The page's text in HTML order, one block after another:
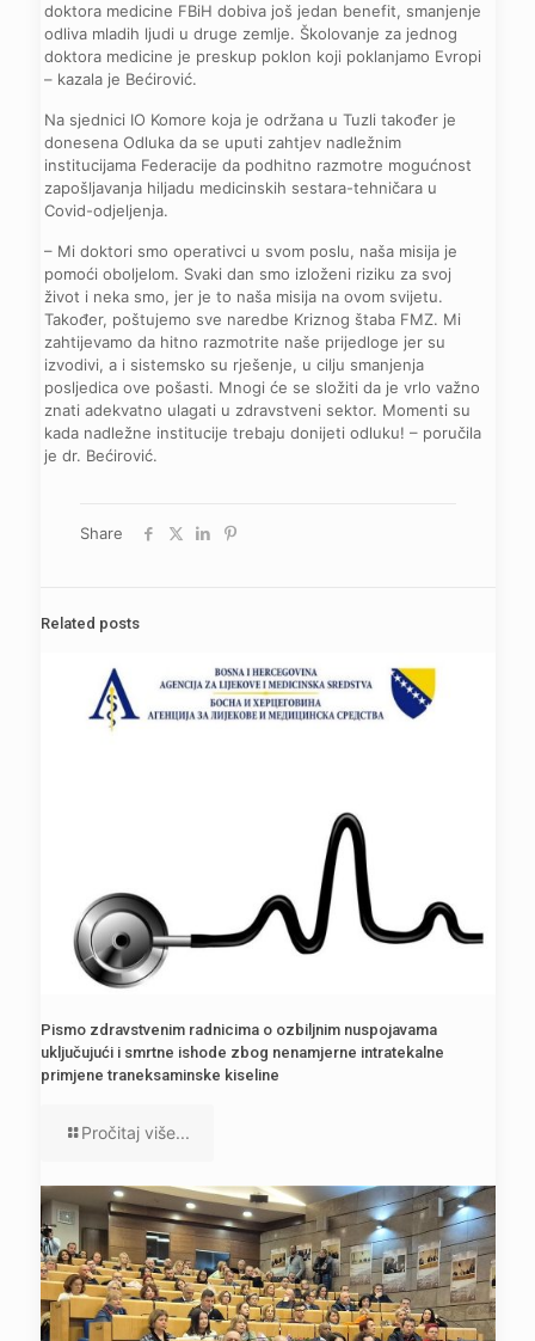
doktora medicine FBiH dobiva još jedan benefit, smanjenje
odliva mladih ljudi u druge zemlje. Školovanje za jednog
doktora medicine je preskup poklon koji poklanjamo Evropi
– kazala je Bećirović.
Na sjednici IO Komore koja je održana u Tuzli također je
donesena Odluka da se uputi zahtjev nadležnim
institucijama Federacije da podhitno razmotre mogućnost
zapošljavanja hiljadu medicinskih sestara-tehničara u
Covid-odjeljenja.
– Mi doktori smo operativci u svom poslu, naša misija je
pomoći oboljelom. Svaki dan smo izloženi riziku za svoj
život i neka smo, jer je to naša misija na ovom svijetu.
Također, poštujemo sve naredbe Kriznog štaba FMZ. Mi
zahtijevamo da hitno razmotrite naše prijedloge jer su
izvodivi, a i sistemsko su rješenje, u cilju smanjenja
posljedica ove pošasti. Mnogi će se složiti da je vrlo važno
znati adekvatno ulagati u zdravstveni sektor. Momenti su
kada nadležne institucije trebaju donijeti odluku! – poručila
je dr. Bećirović.
Share
Related posts
Pismo zdravstvenim radnicima o ozbiljnim nuspojavama
uključujući i smrtne ishode zbog nenamjerne intratekalne
primjene traneksaminske kiseline
Pročitaj više...